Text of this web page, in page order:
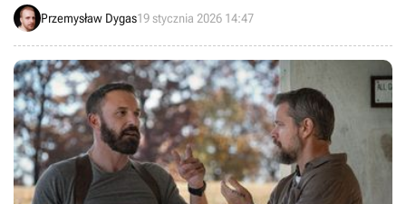
bardzo, bardzo długo.
Przemysław Dygas19 stycznia 2026 14:47